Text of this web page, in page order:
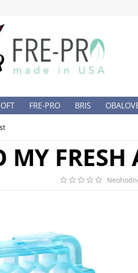
FRE-PRO BRIS
OSOBNÍCH DAT
MY